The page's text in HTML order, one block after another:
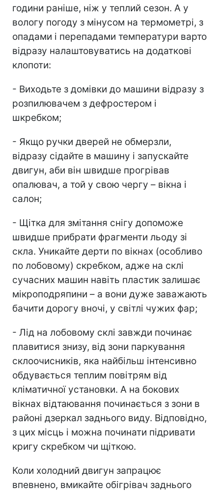
години раніше, ніж у теплий сезон. А у
вологу погоду з мінусом на термометрі, з
опадами і перепадами температури варто
відразу налаштовуватись на додаткові
клопоти:
- Виходьте з домівки до машини відразу з
розпилювачем з дефростером і
шкребком;
- Якщо ручки дверей не обмерзли,
відразу сідайте в машину і запускайте
двигун, аби він швидше прогрівав
опалювач, а той у свою чергу – вікна і
салон;
- Щітка для змітання снігу допоможе
швидше прибрати фрагменти льоду зі
скла. Уникайте дерти по вікнах (особливо
по лобовому) скребком, адже на склі
сучасних машин навіть пластик залишає
мікроподряпини – а вони дуже заважають
бачити дорогу вночі, у світлі чужих фар;
- Лід на лобовому склі завжди починає
плавитися знизу, від зони паркування
склоочисників, яка найбільш інтенсивно
обдувається теплим повітрям від
кліматичної установки. А на бокових
вікнах відтаювання починається з зони в
районі дзеркал заднього виду. Відповідно,
з цих місць і можна починати підривати
кригу скребком чи щіткою.
Коли холодний двигун запрацює
впевнено, вмикайте обігрівач заднього